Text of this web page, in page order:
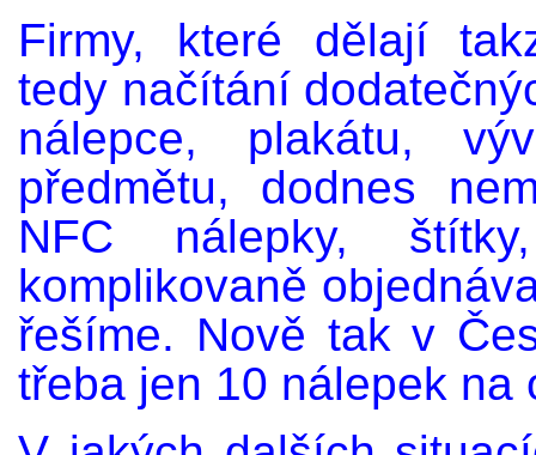
Firmy, které dělají
tedy načítání
nálepce, plakátu,
předmětu, dodnes
NFC nálepky,
komplikovaně
řešíme. Nově tak v
třeba jen 10 nálepek na